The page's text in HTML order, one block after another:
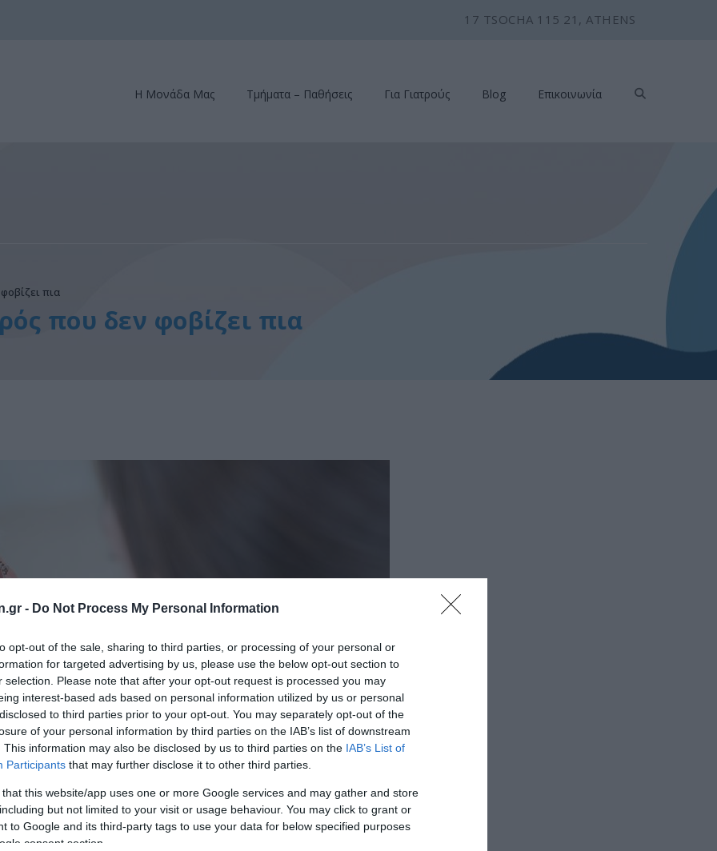
- Do Not Process My Personal Information
opt-out of the sale, sharing to third parties, or processing of your personal or
for targeted advertising by us, please use the below opt-out section to
selection. Please note that after your opt-out request is processed you may
interest-based ads based on personal information utilized by us or personal
to third parties prior to your opt-out. You may separately opt-out of the
of your personal information by third parties on the IAB’s list of downstream
This information may also be disclosed by us to third parties on the IAB’s List of
Participants that may further disclose it to other third parties.
that this website/app uses one or more Google services and may gather and store
but not limited to your visit or usage behaviour. You may click to grant or
to Google and its third-party tags to use your data for below specified purposes
consent section.
17 TSOCHA 115 21, ATHENS
Η Μονάδα Μας Τμήματα – Παθήσεις Για Γιατρούς Blog Επικοινωνία
πια
που δεν φοβίζει πια